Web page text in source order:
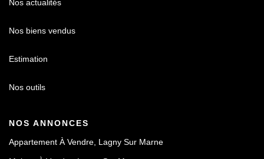
Nos actualités
Nos biens vendus
Estimation
Nos outils
NOS ANNONCES
Appartement À Vendre, Lagny Sur Marne